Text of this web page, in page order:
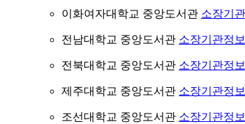
이화여자대학교 중앙도서관 소장기
전남대학교 중앙도서관 소장기관정보
전북대학교 중앙도서관 소장기관정보
제주대학교 중앙도서관 소장기관정보
조선대학교 중앙도서관 소장기관정보